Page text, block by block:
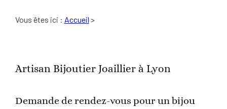
Vous êtes ici : Accueil >
Artisan Bijoutier Joaillier à Lyon
Demande de rendez-vous pour un bijou